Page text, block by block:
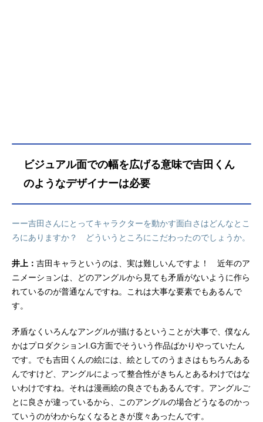
ビジュアル面での幅を広げる意味で吉田くん
のようなデザイナーは必要
ーー吉田さんにとってキャラクターを動かす面白さはどんなとこ
ろにありますか？ どういうところにこだわったのでしょうか。
井上： 吉田キャラというのは、実は難しいんですよ！ 近年のア
ニメーションは、どのアングルから見ても矛盾がないように作ら
れているのが普通なんですね。これは大事な要素でもあるんで
す。
矛盾なくいろんなアングルが描けるということが大事で、僕なん
かはプロダクションI.G方面でそういう作品ばかりやっていたん
です。でも吉田くんの絵には、絵としてのうまさはもちろんある
んですけど、アングルによって整合性がきちんとあるわけではな
いわけですね。それは漫画絵の良さでもあるんです。アングルご
とに良さが違っているから、このアングルの場合どうなるのかっ
ていうのがわからなくなるときが度々あったんです。